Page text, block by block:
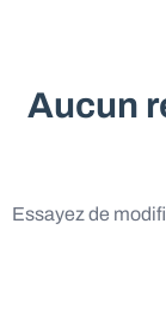
Aucun
Essayez de